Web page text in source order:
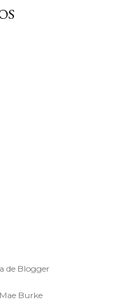
de Blogger
Mae Burke